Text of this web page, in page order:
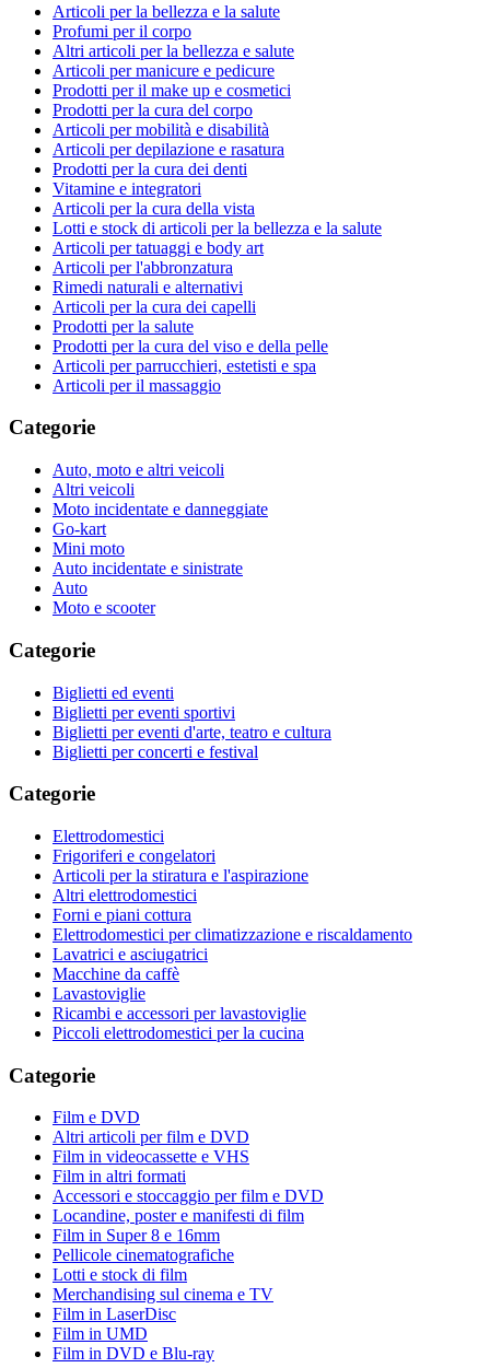
Articoli per la bellezza e la salute
Profumi per il corpo
Altri articoli per la bellezza e salute
Articoli per manicure e pedicure
Prodotti per il make up e cosmetici
Prodotti per la cura del corpo
Articoli per mobilità e disabilità
Articoli per depilazione e rasatura
Prodotti per la cura dei denti
Vitamine e integratori
Articoli per la cura della vista
Lotti e stock di articoli per la bellezza e la salute
Articoli per tatuaggi e body art
Articoli per l'abbronzatura
Rimedi naturali e alternativi
Articoli per la cura dei capelli
Prodotti per la salute
Prodotti per la cura del viso e della pelle
Articoli per parrucchieri, estetisti e spa
Articoli per il massaggio
Categorie
Auto, moto e altri veicoli
Altri veicoli
Moto incidentate e danneggiate
Go-kart
Mini moto
Auto incidentate e sinistrate
Auto
Moto e scooter
Categorie
Biglietti ed eventi
Biglietti per eventi sportivi
Biglietti per eventi d'arte, teatro e cultura
Biglietti per concerti e festival
Categorie
Elettrodomestici
Frigoriferi e congelatori
Articoli per la stiratura e l'aspirazione
Altri elettrodomestici
Forni e piani cottura
Elettrodomestici per climatizzazione e riscaldamento
Lavatrici e asciugatrici
Macchine da caffè
Lavastoviglie
Ricambi e accessori per lavastoviglie
Piccoli elettrodomestici per la cucina
Categorie
Film e DVD
Altri articoli per film e DVD
Film in videocassette e VHS
Film in altri formati
Accessori e stoccaggio per film e DVD
Locandine, poster e manifesti di film
Film in Super 8 e 16mm
Pellicole cinematografiche
Lotti e stock di film
Merchandising sul cinema e TV
Film in LaserDisc
Film in UMD
Film in DVD e Blu-ray